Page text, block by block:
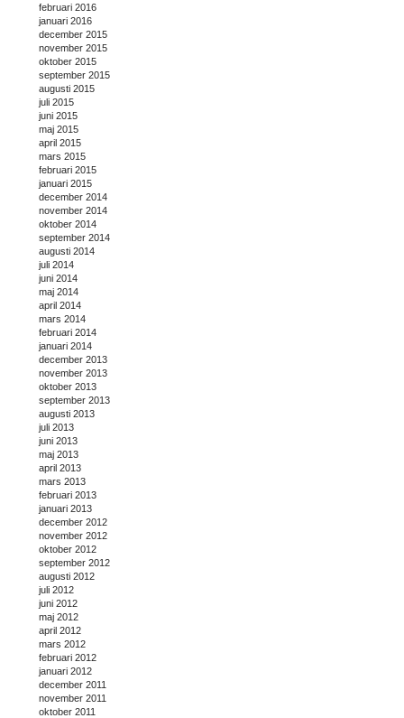
februari 2016
januari 2016
december 2015
november 2015
oktober 2015
september 2015
augusti 2015
juli 2015
juni 2015
maj 2015
april 2015
mars 2015
februari 2015
januari 2015
december 2014
november 2014
oktober 2014
september 2014
augusti 2014
juli 2014
juni 2014
maj 2014
april 2014
mars 2014
februari 2014
januari 2014
december 2013
november 2013
oktober 2013
september 2013
augusti 2013
juli 2013
juni 2013
maj 2013
april 2013
mars 2013
februari 2013
januari 2013
december 2012
november 2012
oktober 2012
september 2012
augusti 2012
juli 2012
juni 2012
maj 2012
april 2012
mars 2012
februari 2012
januari 2012
december 2011
november 2011
oktober 2011